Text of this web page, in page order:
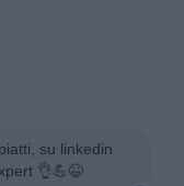
su linkedin
👌💪😆